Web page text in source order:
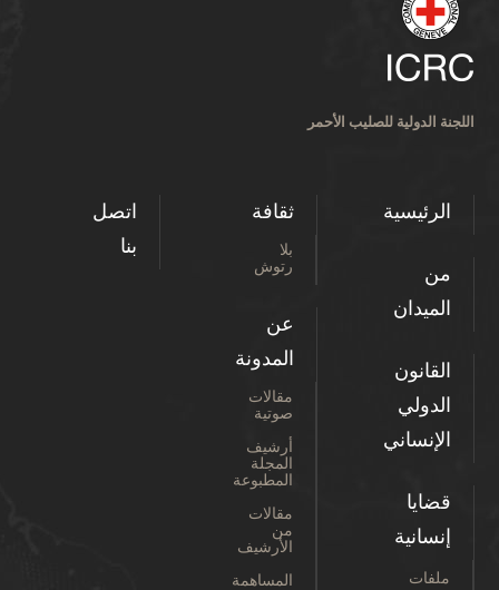
اللجنة الدولية للصليب الأحمر
الرئيسية
من
الميدان
القانون
الدولي
الإنساني
قضايا
إنسانية
ملفات
ثقافة
بلا
رتوش
عن
المدونة
مقالات
صوتية
أرشيف
المجلة
المطبوعة
مقالات
من
الأرشيف
المساهمة
اتصل
بنا